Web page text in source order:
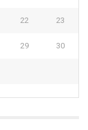
22 23
29 30